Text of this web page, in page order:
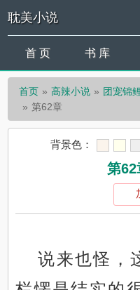
耽美小说
首 页 书 库
首页 高辣小说
团宠锦
第62章
背景色：
第62
说来也怪，